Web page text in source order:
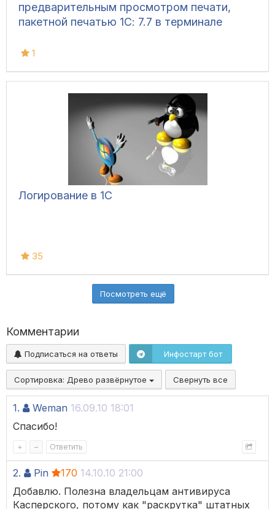
предварительным просмотром печати,
пакетной печатью 1С: 7.7 в терминале
1
Логирование в 1С
35
Посмотреть ещё
Комментарии
Подписаться на ответы Инфостарт бот
Сортировка: Древо развёрнутое Свернуть все
1. Weman 16.09.10 18:01
Спасибо!
+ – Ответить
2. Pin 170 14.10.10 21:00
Добавлю. Полезна владельцам антивируса
Касперского, потому как "раскрутка" штатных